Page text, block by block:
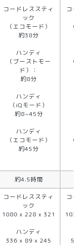
コードレススティ
ック
（エコモード）
約38分
ハンディ
（ブーストモー
ド）：
約8分
ハンディ
（iQモード）
約8~45分
ハンディ
（エコモード）
約45分
コー
（
（
（
約4.5時間
コードレススティ
ック
1080 x 228 x 321
ハンディ
336 x 89 x 245
コー